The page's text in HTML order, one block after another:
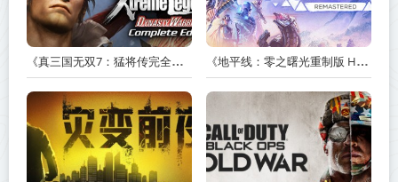
《真三国无双7：猛将传完全版 DYNASTY WARRIORS 7: Xtreme Legends Complete Edition》Build.3602035-免安装中文版【PC/手机双端】丨中文版 《地平线：零之曙光重制版 Horizon Zero Dawn Remastered》v1.5.89.0-送修改器丨中文版网盘下载